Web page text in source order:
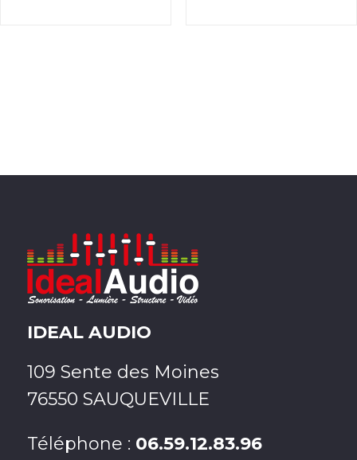
IDEAL AUDIO
109 Sente des Moines
76550 SAUQUEVILLE
Téléphone : 06.59.12.83.96